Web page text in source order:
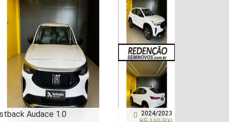
Audace 1.0 2024/2023
